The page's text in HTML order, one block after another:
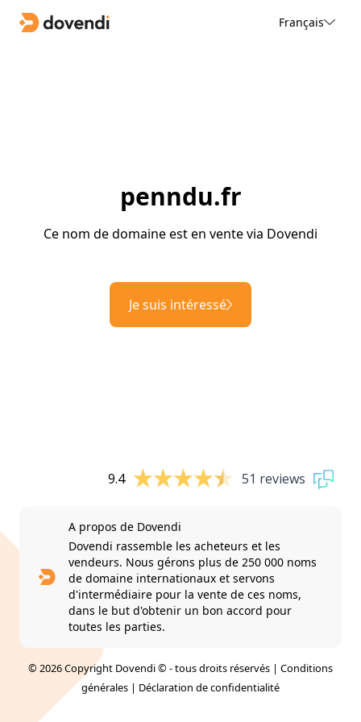
Français
penndu.fr
Ce nom de domaine est en vente via Dovendi
Je suis intéressé
9.4 51 reviews
A propos de Dovendi
Dovendi rassemble les acheteurs et les
vendeurs. Nous gérons plus de 250 000 noms
de domaine internationaux et servons
d'intermédiaire pour la vente de ces noms,
dans le but d'obtenir un bon accord pour
toutes les parties.
© 2026 Copyright Dovendi © - tous droits réservés | Conditions
générales | Déclaration de confidentialité